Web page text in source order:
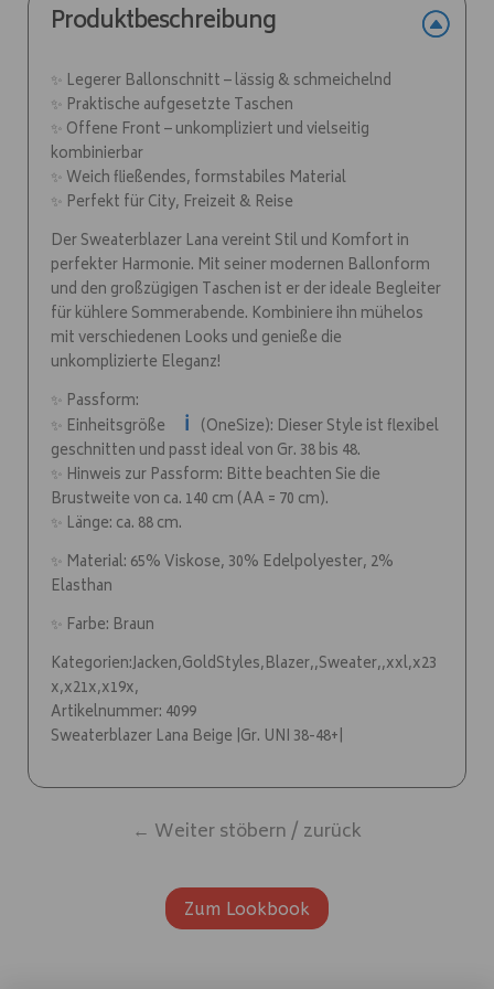
Produktbeschreibung
✨ Legerer Ballonschnitt – lässig & schmeichelnd
✨ Praktische aufgesetzte Taschen
✨ Offene Front – unkompliziert und vielseitig
kombinierbar
✨ Weich fließendes, formstabiles Material
✨ Perfekt für City, Freizeit & Reise
Der Sweaterblazer Lana vereint Stil und Komfort in
perfekter Harmonie. Mit seiner modernen Ballonform
und den großzügigen Taschen ist er der ideale Begleiter
für kühlere Sommerabende. Kombiniere ihn mühelos
mit verschiedenen Looks und genieße die
unkomplizierte Eleganz!
✨ Passform:
✨ Einheitsgröße
ℹ️ (OneSize): Dieser Style ist flexibel
geschnitten und passt ideal von Gr. 38 bis 48.
✨ Hinweis zur Passform: Bitte beachten Sie die
Brustweite von ca. 140 cm (AA = 70 cm).
✨ Länge: ca. 88 cm.
✨ Material: 65% Viskose, 30% Edelpolyester, 2%
Elasthan
✨ Farbe: Braun
Kategorien:Jacken,GoldStyles,Blazer,,Sweater,,xxl,x23
x,x21x,x19x,
Artikelnummer: 4099
Sweaterblazer Lana Beige |Gr. UNI 38-48+|
← Weiter stöbern / zurück
Zum Lookbook